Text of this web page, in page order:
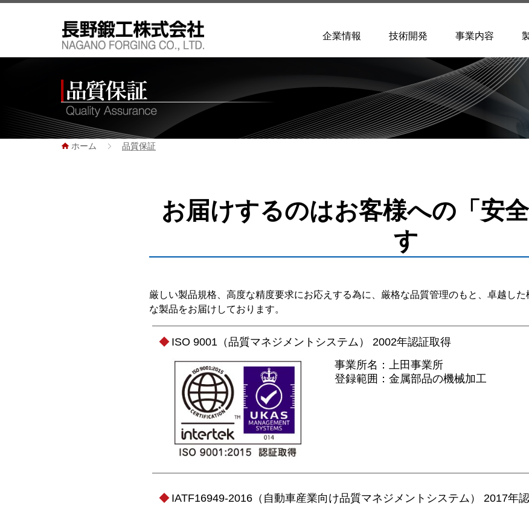
企業情報 技術開発 事業内容
ホーム 品質保証
お届けするのはお客様への「安
す
厳しい製品規格、高度な精度要求にお応えする為に、厳格な品質管理のもと、卓越し
な製品をお届けしております。
ISO 9001（品質マネジメントシステム） 2002年認証取得
事業所名：上田事業所
登録範囲：金属部品の機械加工
IATF16949-2016（自動車産業向け品質マネジメントシステム） 2017年